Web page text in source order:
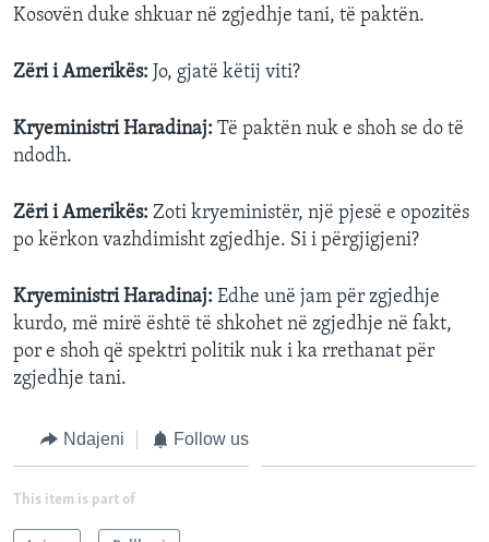
Kosovën duke shkuar në zgjedhje tani, të paktën.
Zëri i Amerikës: Jo, gjatë këtij viti?
Kryeministri Haradinaj: Të paktën nuk e shoh se do të
ndodh.
Zëri i Amerikës: Zoti kryeministër, një pjesë e opozitës
po kërkon vazhdimisht zgjedhje. Si i përgjigjeni?
Kryeministri Haradinaj: Edhe unë jam për zgjedhje
kurdo, më mirë është të shkohet në zgjedhje në fakt,
por e shoh që spektri politik nuk i ka rrethanat për
zgjedhje tani.
Ndajeni Follow us
This item is part of